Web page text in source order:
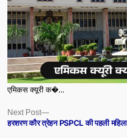
एमिकस क्यूरी क�...
Posts
navigation
Next Post
Next
post:
हरशरण कौर त्रेहन PSPCL की पहली